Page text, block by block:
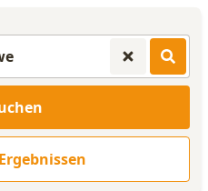
GENERATOR